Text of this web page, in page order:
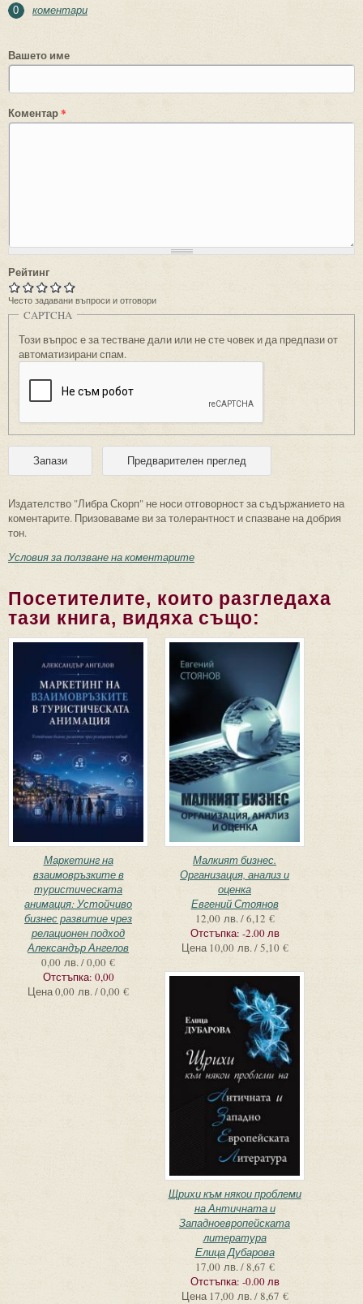
0 коментари
Вашето име
Коментар*
Рейтинг
Често задавани въпроси и отговори
CAPTCHA
Този въпрос е за тестване дали или не сте човек и да предпази от
автоматизирани спам.
Издателство "Либра Скорп" не носи отговорност за съдържанието на
коментарите. Призоваваме ви за толерантност и спазване на добрия
тон.
Условия за ползване на коментарите
Посетителите, които разгледаха
тази книга, видяха също:
Маркетинг на
взаимовръзките в
туристическата
анимация: Устойчиво
бизнес развитие чрез
релационен подход
Александър Ангелов
0,00 лв. / 0,00 €
Отстъпка: 0,00
Цена0,00 лв. / 0,00 €
Малкият бизнес.
Организация, анализ и
оценка
Евгений Стоянов
12,00 лв. / 6,12 €
Отстъпка: -2.00 лв
Цена 10,00 лв. / 5,10 €
Щрихи към някои проблеми
на Античната и
Западноевропейската
литература
Елица Дубарова
17,00 лв. / 8,67 €
Отстъпка: -0.00 лв
Цена 17,00 лв. / 8,67 €